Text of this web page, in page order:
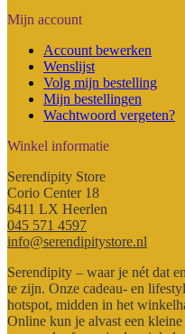
Mijn account
Account bewerken
Wenslijst
Volg mijn bestelling
Mijn bestellingen
Wachtwoord vergeten?
Winkel informatie
Serendipity Store
Corio Center 18
6411 LX Heerlen
045 571 4597
info@serendipitystore.nl
Serendipity – waar je nét dat
te zijn. Onze cadeau- en
hotspot, midden in het
Online kun je alvast een